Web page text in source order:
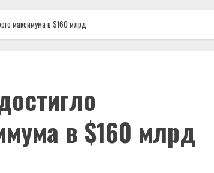
максимума в $160 млрд
в $160 млрд